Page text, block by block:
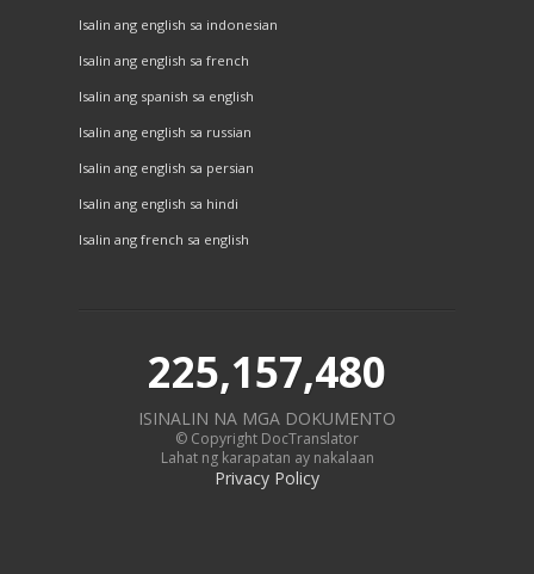
Isalin ang english sa indonesian
Isalin ang english sa french
Isalin ang spanish sa english
Isalin ang english sa russian
Isalin ang english sa persian
Isalin ang english sa hindi
Isalin ang french sa english
225,157,480
ISINALIN NA MGA DOKUMENTO
© Copyright DocTranslator
Lahat ng karapatan ay nakalaan
Privacy Policy